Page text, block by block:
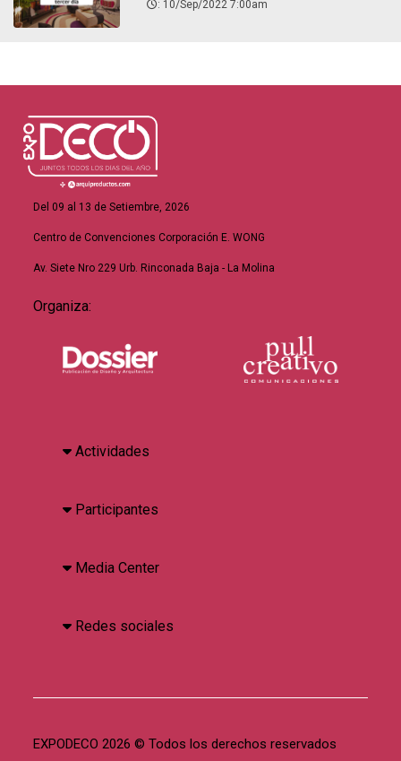
: 10/Sep/2022 7:00am
Del 09 al 13 de Setiembre, 2026
Centro de Convenciones Corporación E. WONG
Av. Siete Nro 229 Urb. Rinconada Baja - La Molina
Organiza:
Actividades
Participantes
Media Center
Redes sociales
EXPODECO 2026 © Todos los derechos reservados